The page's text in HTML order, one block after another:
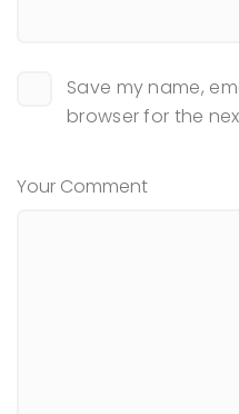
Save my name,
browser for the
Your Comment